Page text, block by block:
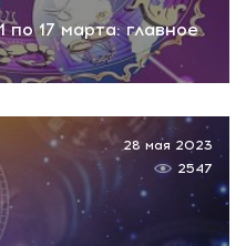
по 17 марта: главное
28 мая 2023
2547